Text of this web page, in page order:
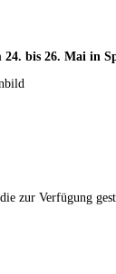
24. bis 26. Mai in
zur Verfügung